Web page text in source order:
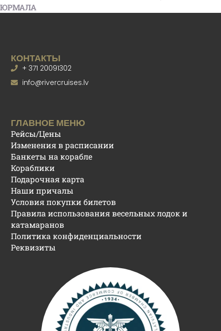
ЮРМАЛА
ГЛАВНОЕ МЕНЮ
Рейсы/Цены
Изменения в расписании
Банкеты на корабле
Кораблики
Подарочная карта
Наши причалы
Условия покупки билетов
Правила использования весельных лодок и
катамаранов
Политика конфиденциальности
Реквизиты
КОНТАКТЫ
+ 371 20091302
info@rivercruises.lv